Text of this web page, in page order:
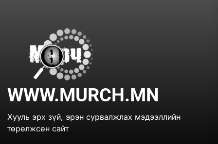
WWW.MURCH.MN
Хууль эрх зүй, эрэн сурвалжлах мэдээллийн
төрөлжсөн сайт